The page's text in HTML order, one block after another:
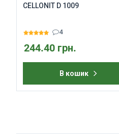
CELLONIT D 1009
244.40 грн.
4
В кошик